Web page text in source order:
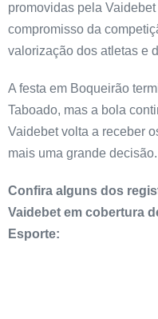
promovidas pela
compromisso da
valorização dos atletas e
A festa em Boqueirão
Taboado, mas a bola
Vaidebet volta a receber
mais uma grande decisão.
Confira alguns dos
Vaidebet em cobertura
Esporte: